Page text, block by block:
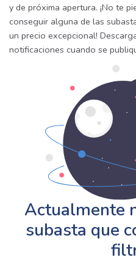
y de próxima apertura. ¡No te
conseguir alguna de las
un precio excepcional!
notificaciones cuando se
Actualmente
subasta que